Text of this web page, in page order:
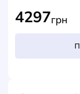
4297грн